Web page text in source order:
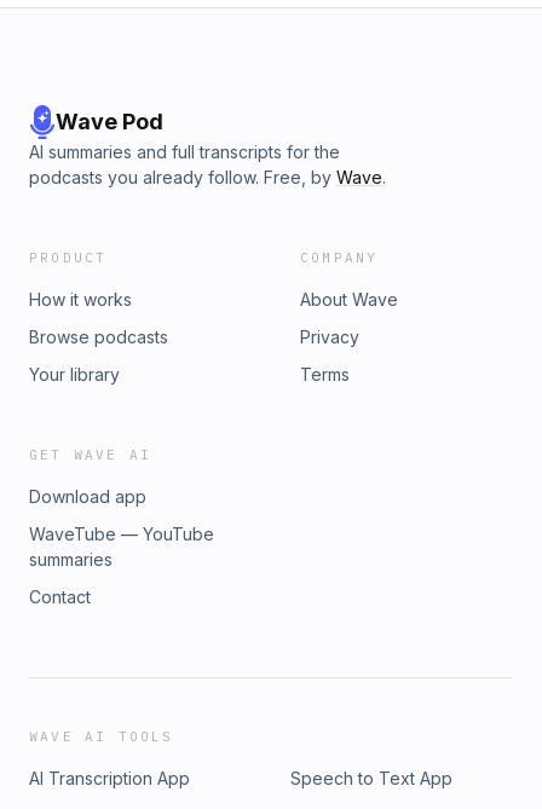
Wave Pod
AI summaries and full transcripts for the
podcasts you already follow. Free, by Wave.
PRODUCT
How it works
Browse podcasts
Your library
COMPANY
About Wave
Privacy
Terms
GET WAVE AI
Download app
WaveTube — YouTube
summaries
Contact
WAVE AI TOOLS
AI Transcription App
Speech to Text App